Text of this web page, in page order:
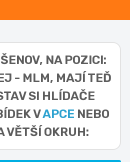
ŠENOV, NA POZICI:
- MLM, MAJÍ TEĎ
SI HLÍDAČE
VAPCE NEBO
VĚTŠÍ OKRUH: